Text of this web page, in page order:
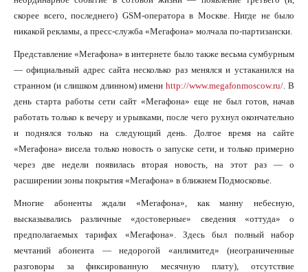
скорее всего, последнего) GSM-оператора в Москве. Нигде не было
никакой рекламы, а пресс-служба «Мегафона» молчала по-партизански.
Представление «Мегафона» в интернете было также весьма сумбурным
— официальный адрес сайта несколько раз менялся и устаканился на
странном (и слишком длинном) имениhttp://www.megafonmoscow.ru/. В
день старта работы сети сайт «Мегафона» еще не был готов, начав
работать только к вечеру и урывками, после чего рухнул окончательно
и поднялся только на следующий день. Долгое время на сайте
«Мегафона» висела только новость о запуске сети, и только примерно
через две недели появилась вторая новость, на этот раз — о
расширении зоны покрытия «Мегафона» в ближнем Подмосковье.
Многие абоненты ждали «Мегафона», как манну небесную,
высказывались различные «достоверные» сведения «оттуда» о
предполагаемых тарифах «Мегафона». Здесь был полный набор
мечтаний абонента — недорогой «анлимитед» (неограниченные
разговоры за фиксированную месячную плату), отсутствие